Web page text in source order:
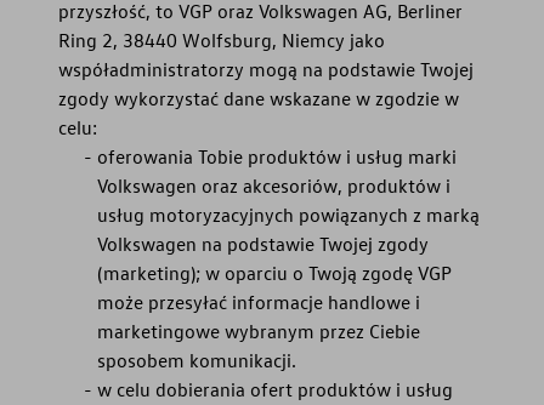
przyszłość, to VGP oraz Volkswagen AG, Berliner
Ring 2, 38440 Wolfsburg, Niemcy jako
współadministratorzy mogą na podstawie Twojej
zgody wykorzystać dane wskazane w zgodzie w
celu:
oferowania Tobie produktów i usług marki
Volkswagen oraz akcesoriów, produktów i
usług motoryzacyjnych powiązanych z marką
Volkswagen na podstawie Twojej zgody
(marketing); w oparciu o Twoją zgodę VGP
może przesyłać informacje handlowe i
marketingowe wybranym przez Ciebie
sposobem komunikacji.
w celu dobierania ofert produktów i usług